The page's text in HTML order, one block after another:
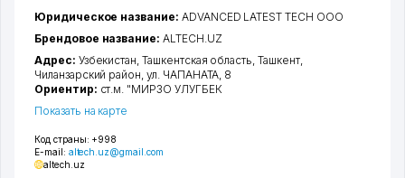
Код страны: +998
E-mail: altech.uz@gmail.com
altech.uz
Юридическое название: ADVANCED LATEST TECH ООО
Брендовое название: ALTECH.UZ
Адрес: Узбекистан,Ташкентская область,Ташкент,
Чиланзарский район,ул. ЧАПАНАТА, 8
Ориентир: ст.м. "МИРЗО УЛУГБЕК
Показать на карте